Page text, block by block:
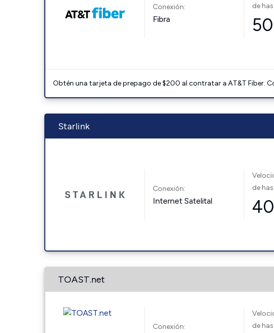
Conexión:
Fibra
de
Obtén una tarjeta de prepago de $200 al contratar a AT&T Fiber.
Starlink
Conexión:
Internet Satelital
de
TOAST.net
Conexión:
de